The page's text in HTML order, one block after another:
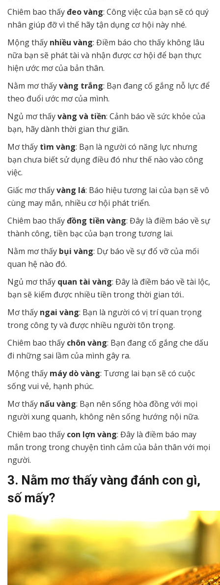
Chiêm bao thấyđeo vàng: Công việc của bạn sẽ có quý
nhân giúp đỡ vì thế hãy tận dụng cơ hội này nhé.
Mộng thấy nhiều vàng: Điềm báo cho thấy không lâu
nữa bạn sẽ phát tài và nhận được cơ hội để bạn thực
hiện ước mơ của bản thân.
Nằm mơ thấyvàng trắng: Bạn đang cố gắng nỗ lực để
theo đuổi ước mơ của mình.
Ngủ mơ thấyvàng và tiền: Cảnh báo về sức khỏe của
bạn, hãy dành thời gian thư giãn.
Mơ thấy tìm vàng: Bạn là người có năng lực nhưng
bạn chưa biết sử dụng điều đó như thế nào vào công
việc.
Giấc mơ thấyvàng lá: Báo hiệu tương lai của bạn sẽ vô
cùng may mắn, nhiều cơ hội phát triển.
Chiêm bao thấyđồng tiền vàng: Đây là điềm báo về sự
thành công, tiền bạc của bạn trong tương lai.
Nằm mơ thấy bụi vàng: Dự báo về sự đổ vỡ của mối
quan hệ nào đó.
Ngủ mơ thấy quan tài vàng: Đây là điềm báo về tài lộc,
bạn sẽ kiếm được nhiều tiền trong thời gian tới..
Mơ thấy ngai vàng: Bạn là người có vị trí quan trọng
trong công ty và được nhiều người tôn trọng.
Chiêm bao thấy chôn vàng: Bạn đang cố gắng che dấu
đi những sai lầm của mình gây ra.
Mộng thấy máy dò vàng: Tương lai bạn sẽ có cuộc
sống vui vẻ, hạnh phúc.
Mơ thấy nấu vàng: Bạn nên sống hòa đồng với mọi
người xung quanh, không nên sống hướng nội nữa.
Chiêm bao thấy con lợn vàng: Đây là điềm báo may
mắn trong trong chuyện tình cảm của bản thân với mọi
người.
3. Nằm mơ thấy vàng đánh con gì,
số mấy?